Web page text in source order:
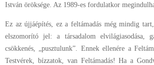
István öröksége. Az 1989-es fordulatkor
Ez az újjáépítés, ez a feltámadás még mindig
elszomorító jel: a társadalom elvilágiasodása,
csökkenés, „pusztulunk”. Ennek ellenére a
Testvérek, bízzatok, van Feltámadás! Ha a